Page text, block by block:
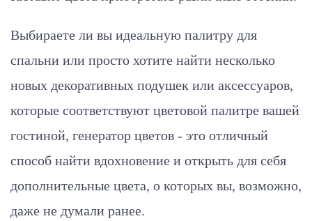
Выбираете ли вы идеальную палитру для
спальни или просто хотите найти несколько
новых декоративных подушек или аксессуаров,
которые соответствуют цветовой палитре вашей
гостиной, генератор цветов - это отличный
способ найти вдохновение и открыть для себя
дополнительные цвета, о которых вы, возможно,
даже не думали ранее.